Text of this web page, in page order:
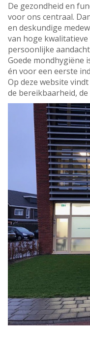
De gezondheid en
voor ons centraal.
en deskundige
van hoge
persoonlijke
Goede mondhygiëne
én voor een eerste
Op deze website
de bereikbaarheid,